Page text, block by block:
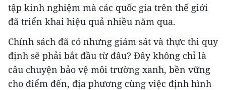
tập kinh nghiệm mà các quốc gia trên thế giới
đã triển khai hiệu quả nhiều năm qua.
Chính sách đã có nhưng giám sát và thực thi quy
định sẽ phải bắt đầu từ đâu? Đây không chỉ là
câu chuyện bảo vệ môi trường xanh, bền vững
cho điểm đến, địa phương cùng việc định hình